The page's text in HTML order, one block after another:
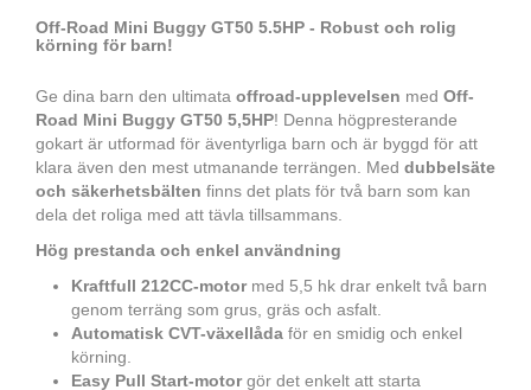
Off-Road Mini Buggy GT50 5.5HP - Robust och rolig
körning för barn!
Ge dina barn den ultimata offroad-upplevelsen med Off-
Road Mini Buggy GT50 5,5HP! Denna högpresterande
gokart är utformad för äventyrliga barn och är byggd för att
klara även den mest utmanande terrängen. Med dubbelsäte
och säkerhetsbälten finns det plats för två barn som kan
dela det roliga med att tävla tillsammans.
Hög prestanda och enkel användning
Kraftfull 212CC-motormed 5,5 hk drar enkelt två barn
genom terräng som grus, gräs och asfalt.
Automatisk CVT-växellåda för en smidig och enkel
körning.
Easy Pull Start-motorgör det enkelt att starta